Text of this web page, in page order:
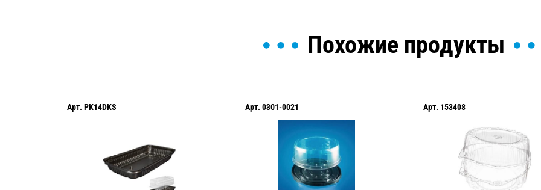
Похожие продукты
Арт. PK14DKS Арт. 0301-0021 Арт. 153408